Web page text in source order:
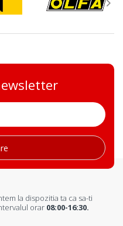
la dispozitia ta ca sa-ti
orar 08:00-16:30.